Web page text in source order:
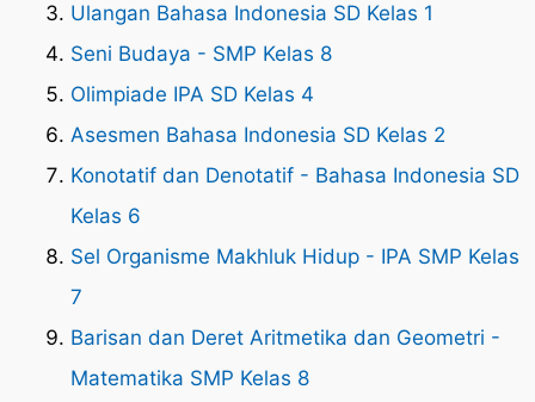
Ulangan Bahasa Indonesia SD Kelas 1
Seni Budaya - SMP Kelas 8
Olimpiade IPA SD Kelas 4
Asesmen Bahasa Indonesia SD Kelas 2
Konotatif dan Denotatif - Bahasa Indonesia SD
Kelas 6
Sel Organisme Makhluk Hidup - IPA SMP Kelas
7
Barisan dan Deret Aritmetika dan Geometri -
Matematika SMP Kelas 8